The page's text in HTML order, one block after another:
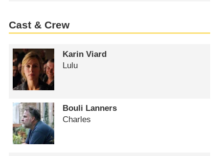
Cast & Crew
Karin Viard
Lulu
Bouli Lanners
Charles